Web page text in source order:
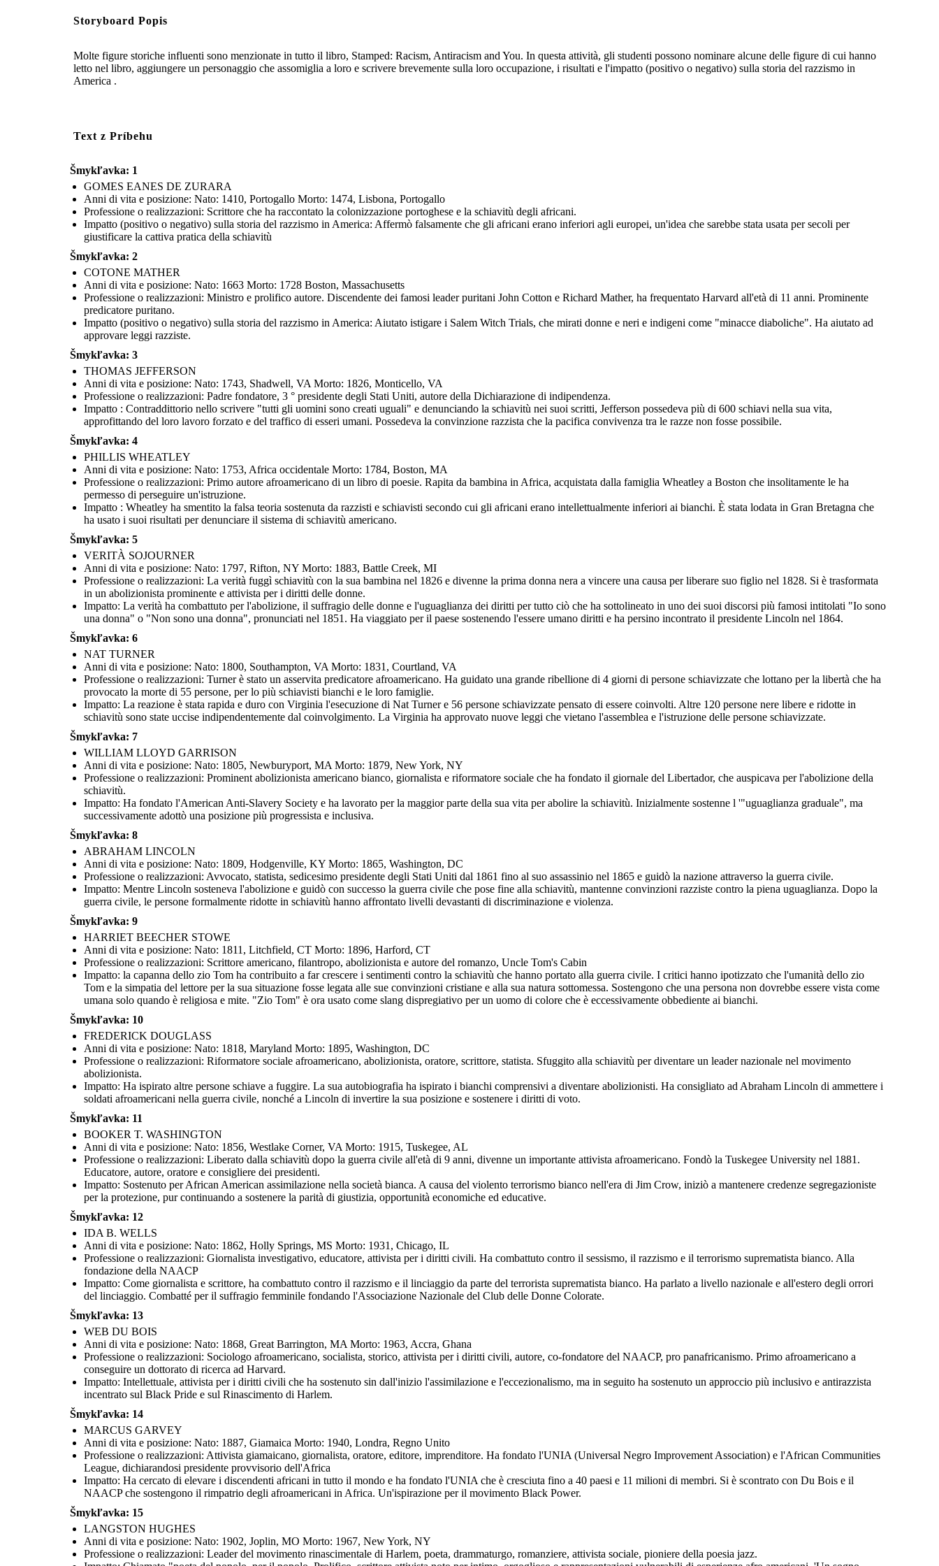
Storyboard Popis
Molte figure storiche influenti sono menzionate in tutto il libro, Stamped: Racism, Antiracism and You. In questa attività, gli studenti possono nominare alcune delle figure di cui hanno
letto nel libro, aggiungere un personaggio che assomiglia a loro e scrivere brevemente sulla loro occupazione, i risultati e l'impatto (positivo o negativo) sulla storia del razzismo in
America .
Text z Príbehu
Šmykľavka: 1
GOMES EANES DE ZURARA
Anni di vita e posizione: Nato: 1410, Portogallo Morto: 1474, Lisbona, Portogallo
Professione o realizzazioni: Scrittore che ha raccontato la colonizzazione portoghese e la schiavitù degli africani.
Impatto (positivo o negativo) sulla storia del razzismo in America: Affermò falsamente che gli africani erano inferiori agli europei, un'idea che sarebbe stata usata per secoli per
giustificare la cattiva pratica della schiavitù
Šmykľavka: 2
COTONE MATHER
Anni di vita e posizione: Nato: 1663 Morto: 1728 Boston, Massachusetts
Professione o realizzazioni: Ministro e prolifico autore. Discendente dei famosi leader puritani John Cotton e Richard Mather, ha frequentato Harvard all'età di 11 anni. Prominente
predicatore puritano.
Impatto (positivo o negativo) sulla storia del razzismo in America: Aiutato istigare i Salem Witch Trials, che mirati donne e neri e indigeni come "minacce diaboliche". Ha aiutato ad
approvare leggi razziste.
Šmykľavka: 3
THOMAS JEFFERSON
Anni di vita e posizione: Nato: 1743, Shadwell, VA Morto: 1826, Monticello, VA
Professione o realizzazioni: Padre fondatore, 3 ° presidente degli Stati Uniti, autore della Dichiarazione di indipendenza.
Impatto : Contraddittorio nello scrivere "tutti gli uomini sono creati uguali" e denunciando la schiavitù nei suoi scritti, Jefferson possedeva più di 600 schiavi nella sua vita,
approfittando del loro lavoro forzato e del traffico di esseri umani. Possedeva la convinzione razzista che la pacifica convivenza tra le razze non fosse possibile.
Šmykľavka: 4
PHILLIS WHEATLEY
Anni di vita e posizione: Nato: 1753, Africa occidentale Morto: 1784, Boston, MA
Professione o realizzazioni: Primo autore afroamericano di un libro di poesie. Rapita da bambina in Africa, acquistata dalla famiglia Wheatley a Boston che insolitamente le ha
permesso di perseguire un'istruzione.
Impatto : Wheatley ha smentito la falsa teoria sostenuta da razzisti e schiavisti secondo cui gli africani erano intellettualmente inferiori ai bianchi. È stata lodata in Gran Bretagna che
ha usato i suoi risultati per denunciare il sistema di schiavitù americano.
Šmykľavka: 5
VERITÀ SOJOURNER
Anni di vita e posizione: Nato: 1797, Rifton, NY Morto: 1883, Battle Creek, MI
Professione o realizzazioni: La verità fuggì schiavitù con la sua bambina nel 1826 e divenne la prima donna nera a vincere una causa per liberare suo figlio nel 1828. Si è trasformata
in un abolizionista prominente e attivista per i diritti delle donne.
Impatto: La verità ha combattuto per l'abolizione, il suffragio delle donne e l'uguaglianza dei diritti per tutto ciò che ha sottolineato in uno dei suoi discorsi più famosi intitolati "Io sono
una donna" o "Non sono una donna", pronunciati nel 1851. Ha viaggiato per il paese sostenendo l'essere umano diritti e ha persino incontrato il presidente Lincoln nel 1864.
Šmykľavka: 6
NAT TURNER
Anni di vita e posizione: Nato: 1800, Southampton, VA Morto: 1831, Courtland, VA
Professione o realizzazioni: Turner è stato un asservita predicatore afroamericano. Ha guidato una grande ribellione di 4 giorni di persone schiavizzate che lottano per la libertà che ha
provocato la morte di 55 persone, per lo più schiavisti bianchi e le loro famiglie.
Impatto: La reazione è stata rapida e duro con Virginia l'esecuzione di Nat Turner e 56 persone schiavizzate pensato di essere coinvolti. Altre 120 persone nere libere e ridotte in
schiavitù sono state uccise indipendentemente dal coinvolgimento. La Virginia ha approvato nuove leggi che vietano l'assemblea e l'istruzione delle persone schiavizzate.
Šmykľavka: 7
WILLIAM LLOYD GARRISON
Anni di vita e posizione: Nato: 1805, Newburyport, MA Morto: 1879, New York, NY
Professione o realizzazioni: Prominent abolizionista americano bianco, giornalista e riformatore sociale che ha fondato il giornale del Libertador, che auspicava per l'abolizione della
schiavitù.
Impatto: Ha fondato l'American Anti-Slavery Society e ha lavorato per la maggior parte della sua vita per abolire la schiavitù. Inizialmente sostenne l '"uguaglianza graduale", ma
successivamente adottò una posizione più progressista e inclusiva.
Šmykľavka: 8
ABRAHAM LINCOLN
Anni di vita e posizione: Nato: 1809, Hodgenville, KY Morto: 1865, Washington, DC
Professione o realizzazioni: Avvocato, statista, sedicesimo presidente degli Stati Uniti dal 1861 fino al suo assassinio nel 1865 e guidò la nazione attraverso la guerra civile.
Impatto: Mentre Lincoln sosteneva l'abolizione e guidò con successo la guerra civile che pose fine alla schiavitù, mantenne convinzioni razziste contro la piena uguaglianza. Dopo la
guerra civile, le persone formalmente ridotte in schiavitù hanno affrontato livelli devastanti di discriminazione e violenza.
Šmykľavka: 9
HARRIET BEECHER STOWE
Anni di vita e posizione: Nato: 1811, Litchfield, CT Morto: 1896, Harford, CT
Professione o realizzazioni: Scrittore americano, filantropo, abolizionista e autore del romanzo, Uncle Tom's Cabin
Impatto: la capanna dello zio Tom ha contribuito a far crescere i sentimenti contro la schiavitù che hanno portato alla guerra civile. I critici hanno ipotizzato che l'umanità dello zio
Tom e la simpatia del lettore per la sua situazione fosse legata alle sue convinzioni cristiane e alla sua natura sottomessa. Sostengono che una persona non dovrebbe essere vista come
umana solo quando è religiosa e mite. "Zio Tom" è ora usato come slang dispregiativo per un uomo di colore che è eccessivamente obbediente ai bianchi.
Šmykľavka: 10
FREDERICK DOUGLASS
Anni di vita e posizione: Nato: 1818, Maryland Morto: 1895, Washington, DC
Professione o realizzazioni: Riformatore sociale afroamericano, abolizionista, oratore, scrittore, statista. Sfuggito alla schiavitù per diventare un leader nazionale nel movimento
abolizionista.
Impatto: Ha ispirato altre persone schiave a fuggire. La sua autobiografia ha ispirato i bianchi comprensivi a diventare abolizionisti. Ha consigliato ad Abraham Lincoln di ammettere i
soldati afroamericani nella guerra civile, nonché a Lincoln di invertire la sua posizione e sostenere i diritti di voto.
Šmykľavka: 11
BOOKER T. WASHINGTON
Anni di vita e posizione: Nato: 1856, Westlake Corner, VA Morto: 1915, Tuskegee, AL
Professione o realizzazioni: Liberato dalla schiavitù dopo la guerra civile all'età di 9 anni, divenne un importante attivista afroamericano. Fondò la Tuskegee University nel 1881.
Educatore, autore, oratore e consigliere dei presidenti.
Impatto: Sostenuto per African American assimilazione nella società bianca. A causa del violento terrorismo bianco nell'era di Jim Crow, iniziò a mantenere credenze segregazioniste
per la protezione, pur continuando a sostenere la parità di giustizia, opportunità economiche ed educative.
Šmykľavka: 12
IDA B. WELLS
Anni di vita e posizione: Nato: 1862, Holly Springs, MS Morto: 1931, Chicago, IL
Professione o realizzazioni: Giornalista investigativo, educatore, attivista per i diritti civili. Ha combattuto contro il sessismo, il razzismo e il terrorismo suprematista bianco. Alla
fondazione della NAACP
Impatto: Come giornalista e scrittore, ha combattuto contro il razzismo e il linciaggio da parte del terrorista suprematista bianco. Ha parlato a livello nazionale e all'estero degli orrori
del linciaggio. Combatté per il suffragio femminile fondando l'Associazione Nazionale del Club delle Donne Colorate.
Šmykľavka: 13
WEB DU BOIS
Anni di vita e posizione: Nato: 1868, Great Barrington, MA Morto: 1963, Accra, Ghana
Professione o realizzazioni: Sociologo afroamericano, socialista, storico, attivista per i diritti civili, autore, co-fondatore del NAACP, pro panafricanismo. Primo afroamericano a
conseguire un dottorato di ricerca ad Harvard.
Impatto: Intellettuale, attivista per i diritti civili che ha sostenuto sin dall'inizio l'assimilazione e l'eccezionalismo, ma in seguito ha sostenuto un approccio più inclusivo e antirazzista
incentrato sul Black Pride e sul Rinascimento di Harlem.
Šmykľavka: 14
MARCUS GARVEY
Anni di vita e posizione: Nato: 1887, Giamaica Morto: 1940, Londra, Regno Unito
Professione o realizzazioni: Attivista giamaicano, giornalista, oratore, editore, imprenditore. Ha fondato l'UNIA (Universal Negro Improvement Association) e l'African Communities
League, dichiarandosi presidente provvisorio dell'Africa
Impatto: Ha cercato di elevare i discendenti africani in tutto il mondo e ha fondato l'UNIA che è cresciuta fino a 40 paesi e 11 milioni di membri. Si è scontrato con Du Bois e il
NAACP che sostengono il rimpatrio degli afroamericani in Africa. Un'ispirazione per il movimento Black Power.
Šmykľavka: 15
LANGSTON HUGHES
Anni di vita e posizione: Nato: 1902, Joplin, MO Morto: 1967, New York, NY
Professione o realizzazioni: Leader del movimento rinascimentale di Harlem, poeta, drammaturgo, romanziere, attivista sociale, pioniere della poesia jazz.